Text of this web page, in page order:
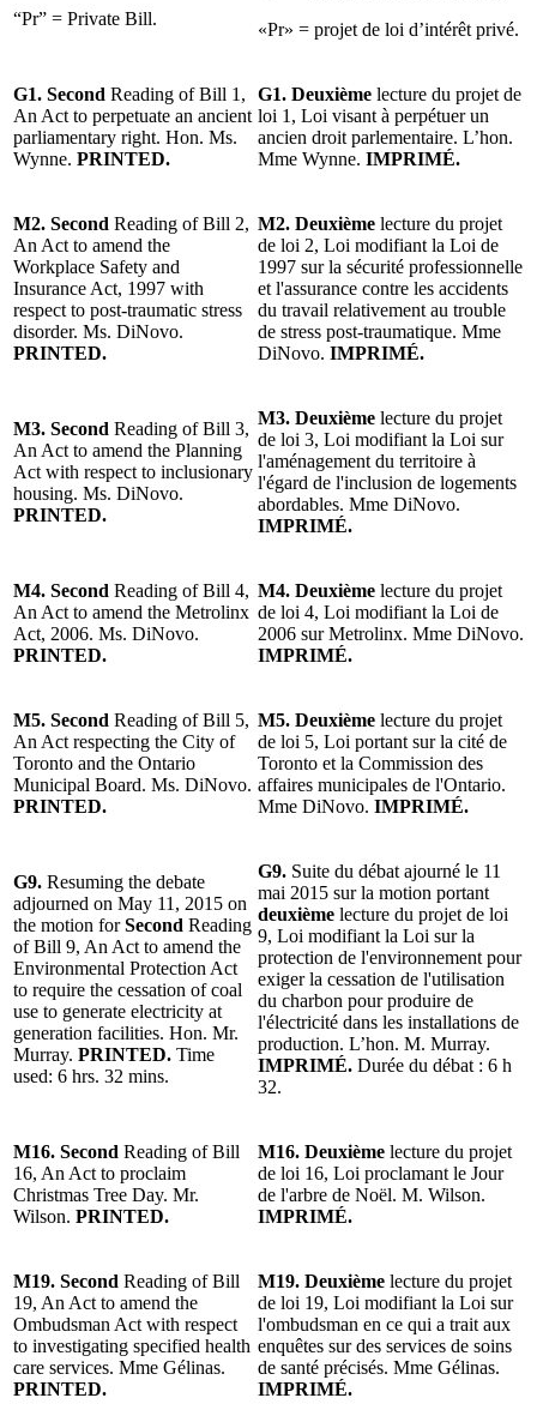
“Pr” = Private Bill.
«Pr» = projet de loi d’intérêt privé.
G1. Second Reading of Bill 1,
An Act to perpetuate an ancient
parliamentary right. Hon. Ms.
Wynne. PRINTED.
G1. Deuxième lecture du projet de
loi 1, Loi visant à perpétuer un
ancien droit parlementaire. L’hon.
Mme Wynne. IMPRIMÉ.
M2. Second Reading of Bill 2,
An Act to amend the
Workplace Safety and
Insurance Act, 1997 with
respect to post-traumatic stress
disorder. Ms. DiNovo.
PRINTED.
M2. Deuxième lecture du projet
de loi 2, Loi modifiant la Loi de
1997 sur la sécurité professionnelle
et l'assurance contre les accidents
du travail relativement au trouble
de stress post-traumatique. Mme
DiNovo. IMPRIMÉ.
M3. Second Reading of Bill 3,
An Act to amend the Planning
Act with respect to inclusionary
housing. Ms. DiNovo.
PRINTED.
M3. Deuxième lecture du projet
de loi 3, Loi modifiant la Loi sur
l'aménagement du territoire à
l'égard de l'inclusion de logements
abordables. Mme DiNovo.
IMPRIMÉ.
M4. Second Reading of Bill 4,
An Act to amend the Metrolinx
Act, 2006. Ms. DiNovo.
PRINTED.
M4. Deuxième lecture du projet
de loi 4, Loi modifiant la Loi de
2006 sur Metrolinx. Mme DiNovo.
IMPRIMÉ.
M5. Second Reading of Bill 5,
An Act respecting the City of
Toronto and the Ontario
Municipal Board. Ms. DiNovo.
PRINTED.
M5. Deuxième lecture du projet
de loi 5, Loi portant sur la cité de
Toronto et la Commission des
affaires municipales de l'Ontario.
Mme DiNovo. IMPRIMÉ.
G9. Resuming the debate
adjourned on May 11, 2015 on
the motion forSecond Reading
of Bill 9, An Act to amend the
Environmental Protection Act
to require the cessation of coal
use to generate electricity at
generation facilities. Hon. Mr.
Murray. PRINTED. Time
used: 6 hrs. 32 mins.
G9. Suite du débat ajourné le 11
mai 2015 sur la motion portant
deuxième lecture du projet de loi
9, Loi modifiant la Loi sur la
protection de l'environnement pour
exiger la cessation de l'utilisation
du charbon pour produire de
l'électricité dans les installations de
production. L’hon. M. Murray.
IMPRIMÉ. Durée du débat : 6 h
32.
M16. Second Reading of Bill
16, An Act to proclaim
Christmas Tree Day. Mr.
Wilson. PRINTED.
M16. Deuxième lecture du projet
de loi 16, Loi proclamant le Jour
de l'arbre de Noël. M. Wilson.
IMPRIMÉ.
M19. Second Reading of Bill
19, An Act to amend the
Ombudsman Act with respect
to investigating specified health
care services. Mme Gélinas.
PRINTED.
M19. Deuxième lecture du projet
de loi 19, Loi modifiant la Loi sur
l'ombudsman en ce qui a trait aux
enquêtes sur des services de soins
de santé précisés. Mme Gélinas.
IMPRIMÉ.